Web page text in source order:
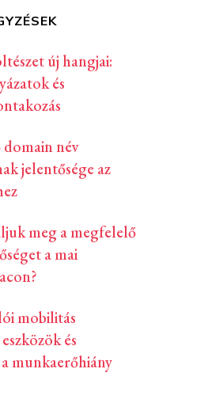
új hangjai:
és
név
jelentősége az
meg a megfelelő
a mai
mobilitás
és
munkaerőhiány